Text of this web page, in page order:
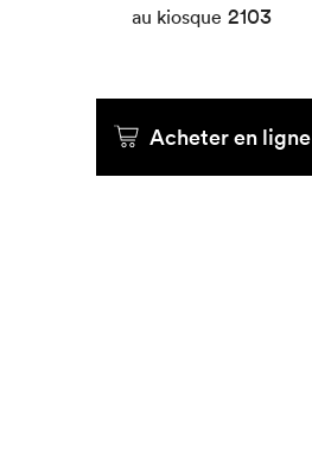
au kiosque 2103
Acheter en ligne